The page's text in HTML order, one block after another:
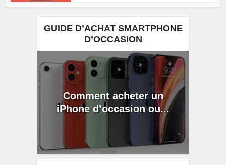
GUIDE D’ACHAT SMARTPHONE
D’OCCASION
Comment acheter un
iPhone d’occasion ou...